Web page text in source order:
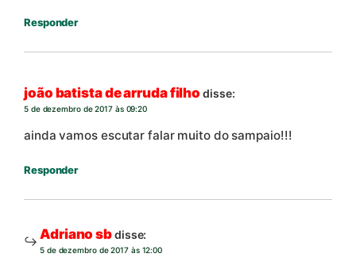
Responder
joão batista de arruda filho disse:
5 de dezembro de 2017 às 09:20
ainda vamos escutar falar muito do sampaio!!!
Responder
Adriano sbdisse:
5 de dezembro de 2017 às 12:00